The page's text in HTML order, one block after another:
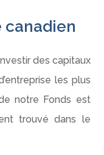
canadien
des capitaux
les plus
notre Fonds est
trouvé dans le